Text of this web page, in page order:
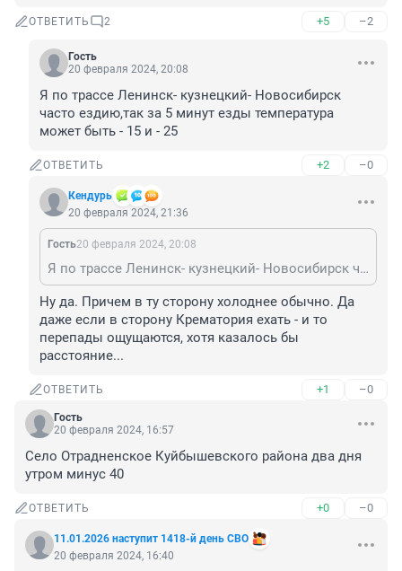
ОТВЕТИТЬ 2 +5 –2
Гость
20 февраля 2024, 20:08
Я по трассе Ленинск- кузнецкий- Новосибирск
часто ездию,так за 5 минут езды температура
может быть - 15 и - 25
ОТВЕТИТЬ +2 –0
Кендурь
20 февраля 2024, 21:36
Гость20 февраля 2024, 20:08
Я по трассе Ленинск- кузнецкий- Новосибирск часто ездию,так за 5 минут езды температура может быть - 15 и - 25
Ну да. Причем в ту сторону холоднее обычно. Да
даже если в сторону Крематория ехать - и то
перепады ощущаются, хотя казалось бы
расстояние...
ОТВЕТИТЬ +1 –0
Гость
20 февраля 2024, 16:57
Село Отрадненское Куйбышевского района два дня
утром минус 40
ОТВЕТИТЬ +0 –0
11.01.2026 наступит 1418-й день СВО
20 февраля 2024, 16:40